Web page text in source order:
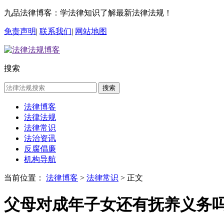
九品法律博客：学法律知识了解最新法律法规！
免责声明| 联系我们| 网站地图
搜索
搜索
法律博客
法律法规
法律常识
法治资讯
反腐倡廉
机构导航
当前位置： 法律博客 > 法律常识 > 正文
父母对成年子女还有抚养义务